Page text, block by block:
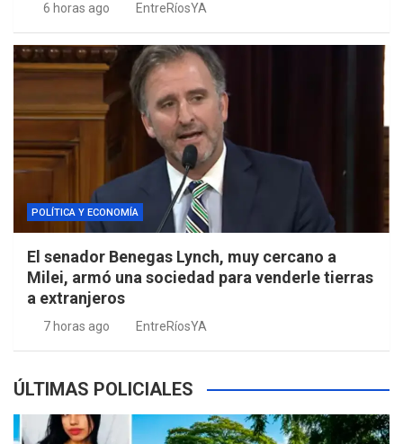
6 horas ago EntreRíosYA
POLÍTICA Y ECONOMÍA
El senador Benegas Lynch, muy cercano a
Milei, armó una sociedad para venderle tierras
a extranjeros
7 horas ago EntreRíosYA
ÚLTIMAS POLICIALES